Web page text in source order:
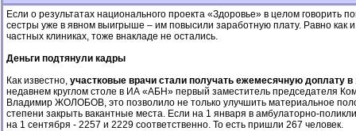
Если о результатах национального проекта «Здоровье» в целом говорить
сестры уже в явном выигрыше – им повысили заработную плату. Равно
частных клиниках, тоже внакладе не остались.
Деньги подтянули кадры
Как известно, участковые врачи стали получать ежемесячную доплату
недавнем круглом столе в ИА «АБН» первый заместитель председателя
Владимир ЖОЛОБОВ, это позволило не только улучшить материальное
степени закрыть вакантные места. Если на 1 января в амбулаторно-
на 1 сентября - 2257 и 2229 соответственно. То есть пришли 267 человек.